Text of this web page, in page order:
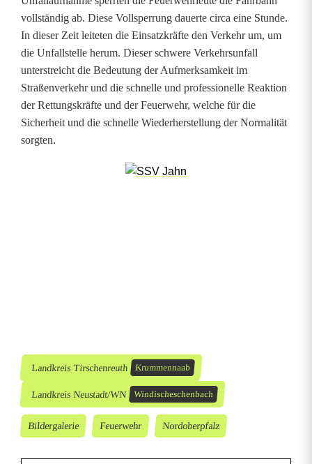
n
s
a
t
z
r
e
n
R
vollständig ab. Diese Vollsperrung dauerte circa eine Stunde.
In dieser Zeit leiteten die Einsatzkräfte den Verkehr um, um
die Unfallstelle herum. Dieser schwere Verkehrsunfall
unterstreicht die Bedeutung der Aufmerksamkeit im
Straßenverkehr und die schnelle und professionelle Reaktion
der Rettungskräfte und der Feuerwehr, welche für die
Sicherheit und die schnelle Wiederherstellung der Normalität
sorgten.
Landkreis Tirschenreuth Krummennaab
Landkreis Neustadt/WN Windischeschenbach
Bildergalerie Feuerwehr Nordoberpfalz